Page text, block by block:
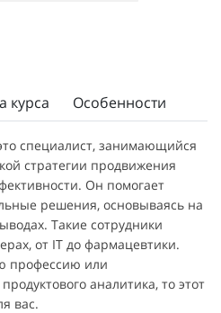
курса Особенности
специалист, занимающийся
стратегии продвижения
Он помогает
решения, основываясь на
Такие сотрудники
от IT до фармацевтики.
профессию или
аналитика, то этот
вас.